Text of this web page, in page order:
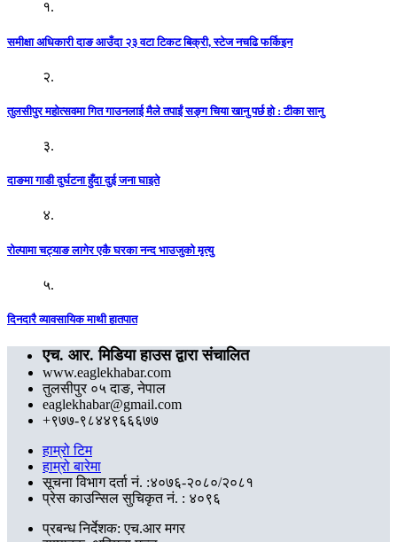
१.
समीक्षा अधिकारी दाङ आउँदा २३ वटा टिकट बिक्री, स्टेज नचढि फर्किइन
२.
तुलसीपुर महोत्सवमा गित गाउनलाई मैले तपाईं सङ्ग चिया खानु पर्छ हो : टीका सानु
३.
दाङमा गाडी दुर्घटना हुँदा दुई जना घाइते
४.
रोल्पामा चट्याङ लागेर एकै घरका नन्द भाउजुको मृत्यु
५.
दिनदारै व्यावसायिक माथी हातपात
एच. आर. मिडिया हाउस द्वारा संचालित
www.eaglekhabar.com
तुलसीपुर ०५ दाङ, नेपाल
eaglekhabar@gmail.com
+९७७-९८४४९६६६७७
हाम्रो टिम
हाम्रो बारेमा
सूचना विभाग दर्ता नं. :४०७६-२०८०/२०८१
प्रेस काउन्सिल सुचिकृत नं. : ४०९६
प्रबन्ध निर्देशक: एच.आर मगर